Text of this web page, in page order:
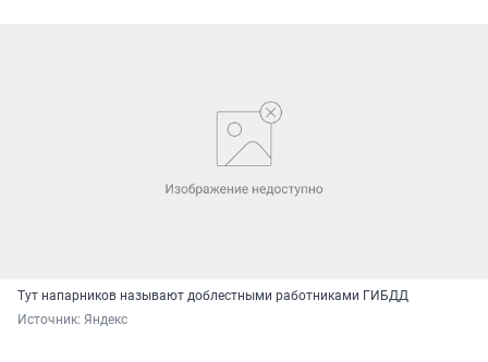
Тут напарников называют доблестными работниками ГИБДД
Источник: Яндекс